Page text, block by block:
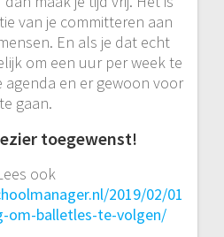
van je committeren aan
En als je dat echt
om een uur per week te
en er gewoon voor
te gaan.
toegewenst!
ook
2019/02/01
om-balletles-te-volgen/